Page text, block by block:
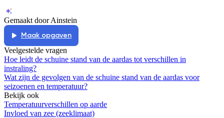
Gemaakt door Ainstein
Maak opgaven
Veelgestelde vragen
Hoe leidt de schuine stand van de aardas tot verschillen in
instraling?
Wat zijn de gevolgen van de schuine stand van de aardas voor
seizoenen en temperatuur?
Bekijk ook
Temperatuurverschillen op aarde
Invloed van zee (zeeklimaat)